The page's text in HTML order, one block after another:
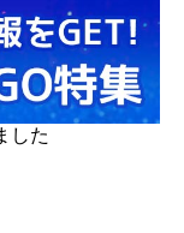
した